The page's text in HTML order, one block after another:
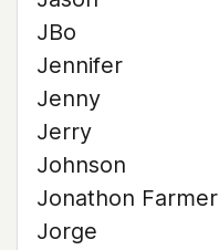
JBo
Jennifer
Jenny
Jerry
Johnson
Jonathon Farmer
Jorge